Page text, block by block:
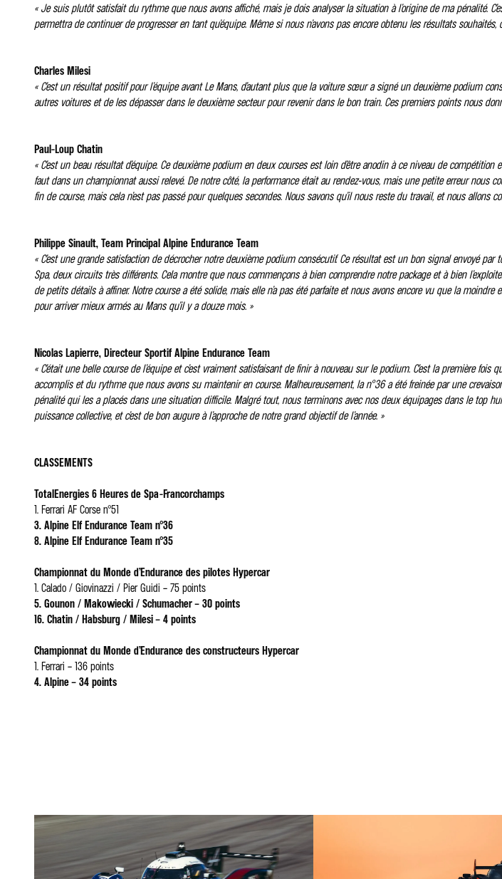
« Je suis plutôt satisfait du rythme que nous avons affiché, mais je dois analyser la situation à l’origine de ma pénalité.
permettra de continuer de progresser en tant qu’équipe. Même si nous n’avons pas encore obtenu les résultats
Charles Milesi
« C’est un résultat positif pour l’équipe avant Le Mans, d’autant plus que la voiture sœur a signé un deuxième podium
autres voitures et de les dépasser dans le deuxième secteur pour revenir dans le bon train. Ces premiers points nous
Paul-Loup Chatin
« C’est un beau résultat d’équipe. Ce deuxième podium en deux courses est loin d’être anodin à ce niveau de
faut dans un championnat aussi relevé. De notre côté, la performance était au rendez-vous, mais une petite erreur
fin de course, mais cela n’est pas passé pour quelques secondes. Nous savons qu’il nous reste du travail, et nous allons
Philippe Sinault, Team Principal Alpine Endurance Team
« C’est une grande satisfaction de décrocher notre deuxième podium consécutif. Ce résultat est un bon signal envoyé
Spa, deux circuits très différents. Cela montre que nous commençons à bien comprendre notre package et à bien
de petits détails à affiner. Notre course a été solide, mais elle n’a pas été parfaite et nous avons encore vu que la
pour arriver mieux armés au Mans qu’il y a douze mois. »
Nicolas Lapierre, Directeur Sportif Alpine Endurance Team
« C’était une belle course de l’équipe et c’est vraiment satisfaisant de finir à nouveau sur le podium. C’est la première
accomplis et du rythme que nous avons su maintenir en course. Malheureusement, la n°36 a été freinée par une
pénalité qui les a placés dans une situation difficile. Malgré tout, nous terminons avec nos deux équipages dans le top
puissance collective, et c’est de bon augure à l’approche de notre grand objectif de l’année. »
CLASSEMENTS
TotalEnergies 6 Heures de Spa-Francorchamps
1. Ferrari AF Corse n°51
3. Alpine Elf Endurance Team n°36
8. Alpine Elf Endurance Team n°35
Championnat du Monde d’Endurance des pilotes Hypercar
1. Calado / Giovinazzi / Pier Guidi – 75 points
5. Gounon / Makowiecki / Schumacher – 30 points
16. Chatin / Habsburg / Milesi – 4 points
Championnat du Monde d’Endurance des constructeurs Hypercar
1. Ferrari – 136 points
4. Alpine – 34 points